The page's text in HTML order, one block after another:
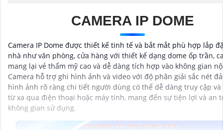
CAMERA IP DOME
Camera IP Dome được thiết kế tinh tế và bắt mắt phù hợp lắp
nhà như văn phòng, cửa hàng với thiết kế dạng dome ốp trần,
mang lại vẻ thẩm mỹ cao và dễ dàng tích hợp vào không gian
Camera hỗ trợ ghi hình ảnh và video với độ phân giải sắc nét
hình ảnh rõ ràng chi tiết người dùng có thể dễ dàng truy cập và
từ xa qua điện thoại hoặc máy tính, mang đến sự tiện lợi và an
không gian sử dụng.